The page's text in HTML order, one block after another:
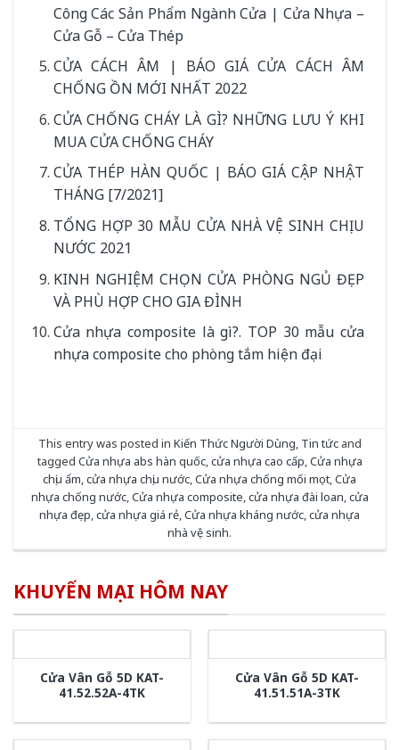
Công Các Sản Phẩm Ngành Cửa | Cửa Nhựa –
Cửa Gỗ – Cửa Thép
CỬA CÁCH ÂM | BÁO GIÁ CỬA CÁCH ÂM
CHỐNG ỒN MỚI NHẤT 2022
CỬA CHỐNG CHÁY LÀ GÌ? NHỮNG LƯU Ý KHI
MUA CỬA CHỐNG CHÁY
CỬA THÉP HÀN QUỐC | BÁO GIÁ CẬP NHẬT
THÁNG [7/2021]
TỔNG HỢP 30 MẪU CỬA NHÀ VỆ SINH CHỊU
NƯỚC 2021
KINH NGHIỆM CHỌN CỬA PHÒNG NGỦ ĐẸP
VÀ PHÙ HỢP CHO GIA ĐÌNH
Cửa nhựa composite là gì?. TOP 30 mẫu cửa
nhựa composite cho phòng tắm hiện đại
This entry was posted in Kiến Thức Người Dùng, Tin tứcand
tagged Cửa nhựa abs hàn quốc,cửa nhựa cao cấp,Cửa nhựa
chịu ẩm,cửa nhựa chịu nước,Cửa nhựa chống mối mọt,Cửa
nhựa chống nước,Cửa nhựa composite,cửa nhựa đài loan,cửa
nhựa đẹp,cửa nhựa giá rẻ,Cửa nhựa kháng nước,cửa nhựa
nhà vệ sinh.
KHUYẾN MẠI HÔM NAY
Cửa Vân Gỗ 5D KAT-
41.52.52A-4TK
Cửa Vân Gỗ 5D KAT-
41.51.51A-3TK